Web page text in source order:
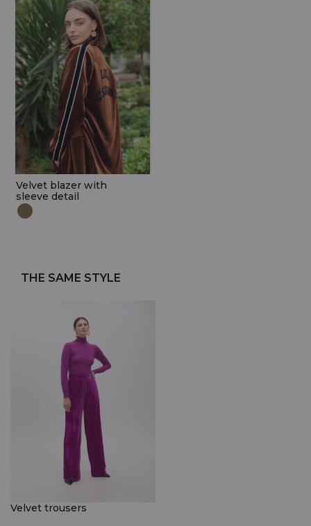
Velvet blazer with
sleeve detail
THE SAME STYLE
Velvet trousers